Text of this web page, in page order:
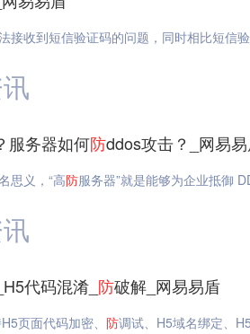
接收到短信验证码的问题，同时相比短信
服务器如何防ddos攻击？_网易
思义，“高防服务器”就是能够为企业抵御
代码混淆_ 防破解_网易易盾
页面代码加密、 防调试、H5域名绑定、